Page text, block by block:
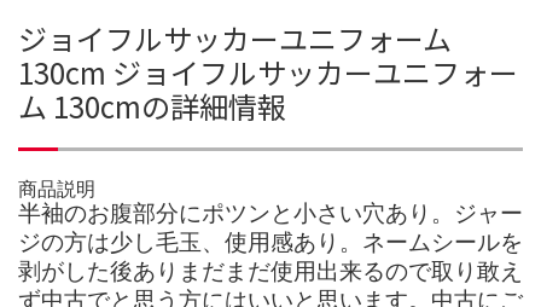
ジョイフルサッカーユニフォーム
130cm ジョイフルサッカーユニフォー
ム 130cmの詳細情報
商品説明
半袖のお腹部分にポツンと小さい穴あり。ジャー
ジの方は少し毛玉、使用感あり。ネームシールを
剥がした後ありまだまだ使用出来るので取り敢え
ず中古でと思う方にはいいと思います。中古にご